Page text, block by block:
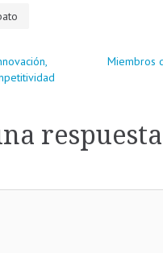
Miembros
respuesta